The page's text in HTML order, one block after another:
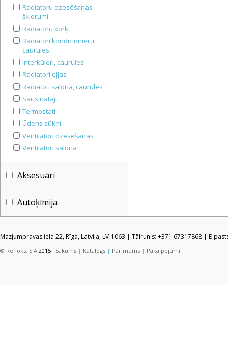
Radiatoru dzesēšanas
šķidrumi
Radiatoru korķi
Radiatori kondicionieru,
caurules
Interkūleri, caurules
Radiatori eļļas
Radiatoti salona, caurules
Sausinātāji
Termostati
Ūdens sūkņi
Ventilatori dzesēšanas
Ventilatori salona
Aksesuāri
Autoķīmija
Mazjumpravas iela 22, Rīga, Latvija, LV-1063 | Tālrunis: +371 67317868 | E-
© Renoks, SIA 2015 Sākums | Katalogs | Par mums | Pakalpojumi